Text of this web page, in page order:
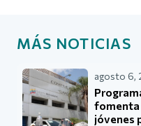
MÁS NOTICIAS
agosto 6,
fomenta
jóvenes